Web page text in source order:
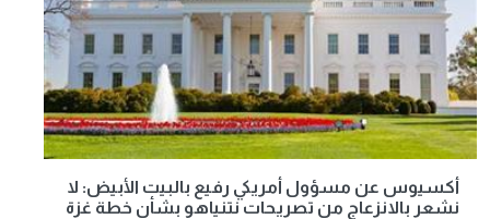
أكسيوس عن مسؤول أمريكي رفيع بالبيت الأبيض: لا
نشعر بالانزعاج من تصريحات نتنياهو بشأن خطة غزة